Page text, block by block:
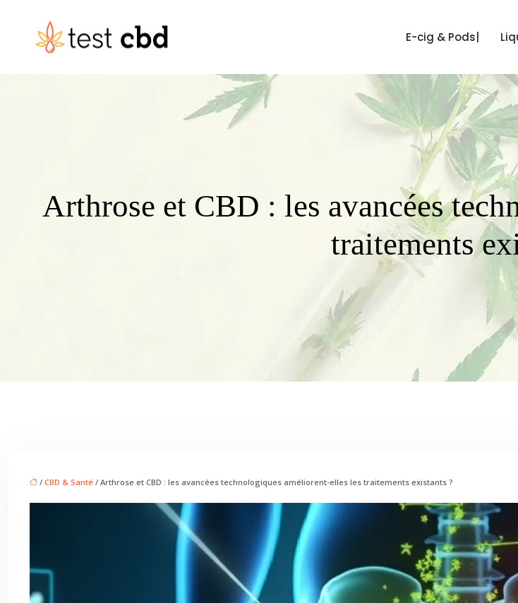
E-cig & Pods|
Arthrose et CBD : les avancées
traitements
/ CBD & Santé / Arthrose et CBD : les avancées technologiques améliorent-elles les traitements existants ?